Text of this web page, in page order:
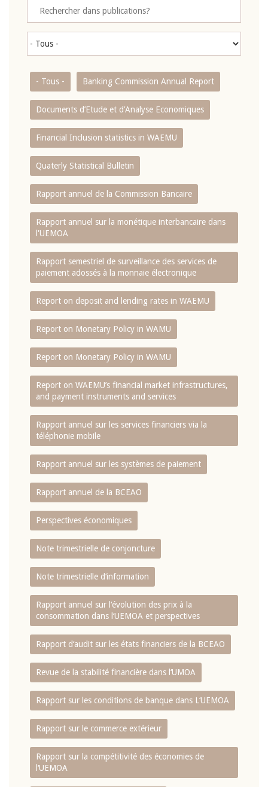
- Tous - Banking Commission Annual Report
Documents d’Etude et d’Analyse Economiques
Financial Inclusion statistics in WAEMU
Quaterly Statistical Bulletin
Rapport annuel de la Commission Bancaire
Rapport annuel sur la monétique interbancaire dans
l'UEMOA
Rapport semestriel de surveillance des services de
paiement adossés à la monnaie électronique
Report on deposit and lending rates in WAEMU
Report on Monetary Policy in WAMU
Report on Monetary Policy in WAMU
Report on WAEMU’s financial market infrastructures,
and payment instruments and services
Rapport annuel sur les services financiers via la
téléphonie mobile
Rapport annuel sur les systèmes de paiement
Rapport annuel de la BCEAO
Perspectives économiques
Note trimestrielle de conjoncture
Note trimestrielle d‘information
Rapport annuel sur l‘évolution des prix à la
consommation dans l‘UEMOA et perspectives
Rapport d‘audit sur les états financiers de la BCEAO
Revue de la stabilité financière dans l‘UMOA
Rapport sur les conditions de banque dans L‘UEMOA
Rapport sur le commerce extérieur
Rapport sur la compétitivité des économies de
l‘UEMOA